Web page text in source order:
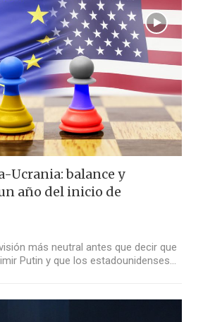
Ucrania: balance y
año del inicio de
más neutral antes que decir que
Putin y que los estadounidenses…